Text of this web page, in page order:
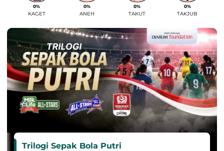
0%
KAGET
0%
ANEH
0%
TAKUT
0%
TAKJUB
Trilogi Sepak Bola Putri